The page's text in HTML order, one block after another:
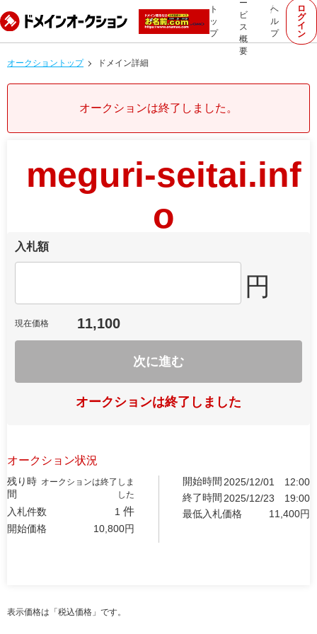
ト
ッ
プ
ー
ビ
ス
概
要
ヘ
ル
プ
ロ
グ
イ
ン
オークショントップ ドメイン詳細
オークションは終了しました。
meguri-seitai.inf
o
入札額
円
現在価格 11,100
次に進む
オークションは終了しました
オークション状況
残り時
間
オークションは終了しま
した
入札件数 1 件
開始価格 10,800円
開始時間 2025/12/01
12:00
終了時間 2025/12/23
19:00
最低入札価格
11,400円
表示価格は「税込価格」です。